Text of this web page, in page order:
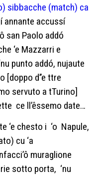
sibbacche (match) ca
annante accussí
san Paolo addó
‘e Mazzarri e
punto addó, nujaute
[doppo d’’e ttre
servuto a tTurino]
ce ll’êssemo date…
‘e chesto i ‘o Napule,
cu ‘a
muraglione
sotto porta, ‘nu